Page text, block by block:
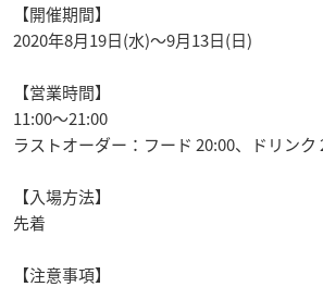
【開催期間】
2020年8月19日(水)〜9月13日(日)
【営業時間】
11:00〜21:00
ラストオーダー：フード 20:00、ドリンク
【入場方法】
先着
【注意事項】